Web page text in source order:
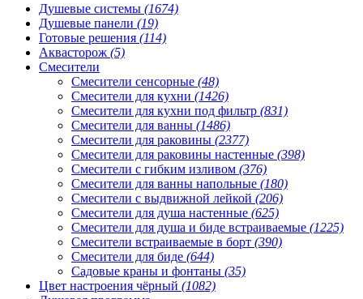
Душевые системы (1674)
Душевые панели (19)
Готовые решения (114)
Аквасторож (5)
Смесители
Смесители сенсорные (48)
Смесители для кухни (1426)
Смесители для кухни под фильтр (831)
Смесители для ванны (1486)
Смесители для раковины (2377)
Смесители для раковины настенные (398)
Смесители с гибким изливом (376)
Смесители для ванны напольные (180)
Смесители с выдвижной лейкой (206)
Смесители для душа настенные (625)
Смесители для душа и биде встраиваемые (1225)
Смесители встраиваемые в борт (390)
Смесители для биде (644)
Садовые краны и фонтаны (35)
Цвет настроения чёрный (1082)